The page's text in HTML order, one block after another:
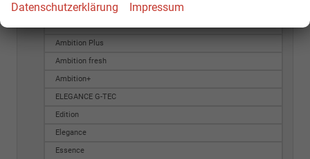
Ambition 2.0 TDI
Ambition Plus
Ambition fresh
Ambition+
ELEGANCE G-TEC
Edition
Elegance
Essence
Datenschutzerklärung Impressum